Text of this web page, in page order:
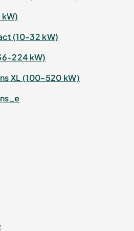
(10-32 kW)
224 kW)
XL (100-520 kW)